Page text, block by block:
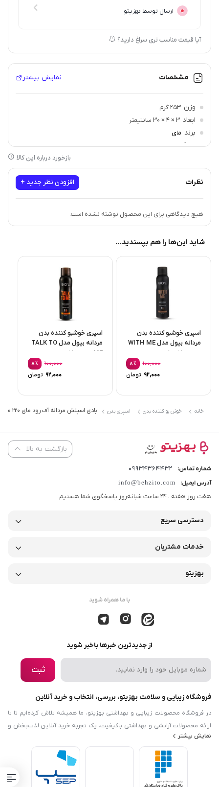
ارسال توسط بهزیتو
آیا قیمت مناسب تری سراغ دارید؟
مشخصات نمایش بیشتر
وزن 253 گرم
ابعاد 3 × 4 × 30 سانتیمتر
برند مای
سازگار با انواع پوست
بازخورد درباره این کالا
نظرات افزودن نظر جدید +
هیچ دیدگاهی برای این محصول نوشته نشده است.
شاید این‌ها را هم بپسندید…
اسپری خوشبو کننده بدن
مردانه بیول مدل WITH ME
٪8 100,000
قیمت
اصلی:
بود.
92,000 تومان
فعلی:
92,000 تومان.
اسپری خوشبو کننده بدن
مردانه بیول مدل TALK TO
ME حجم 150...
٪8 100,000
قیمت
اصلی:
بود.
92,000 تومان
فعلی:
92,000 تومان.
خانه خوش بو کننده بدن اسپری بدن بادی اسپلش مردانه آف رود مای ۲۲۰ میلی لیتر
بازگشت به بالا
شماره تماس: 09934364432
آدرس ایمیل: info@behzito.com
هفت روز هفته ، 24 ساعت شبانه‌روز پاسخگوی شما هستیم.
دسترسی سریع
خدمات مشتریان
بهزیتو
با ما همراه شوید
از جدیدترین خبرها باخبر شوید
ثبت
فروشگاه زیبایی و سلامت بهزیتو، بررسی، انتخاب و خرید آنلاین
در فروشگاه محصولات زیبایی و بهداشتی بهزیتو، ما همیشه تلاش کرده‌ایم تا با
ارائه محصولات آرایشی و بهداشتی باکیفیت، یک تجربه خرید آنلاین لذت‌بخش و
رضایت‌بخش را برایتان فراهم کنیم. هدف ما این است که نیازها و دانش مرتبط با
زیبایی، بهداشت و سلامت را در دسترس شما قرار دهیم. فروشگاه محصولات
زیبایی و بهداشتی بهزیتو نه‌تنها در زمینه محصولات آرایشی و بهداشتی فعالیت
می‌کند، بلکه با معرفی محصولات حوزه سلامت و محصولات ارگانیک، سعی دارد
نمایش بیشتر